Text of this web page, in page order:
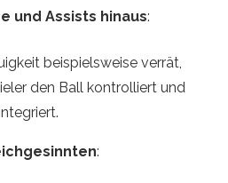
und Assists hinaus:
beispielsweise verrät,
den Ball kontrolliert und
: